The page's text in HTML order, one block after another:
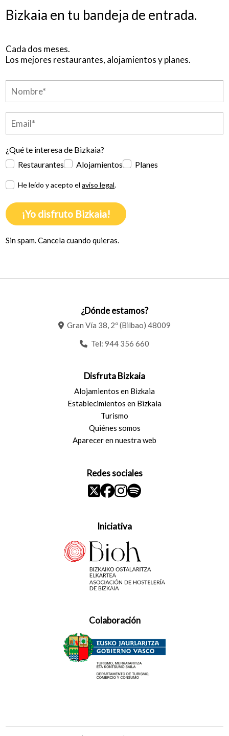
Bizkaia en tu bandeja de entrada.
Cada dos meses.
Los mejores restaurantes, alojamientos y planes.
¿Qué te interesa de Bizkaia?
Restaurantes
Alojamientos Planes
He leído y acepto elaviso legal.
¡Yo disfruto Bizkaia!
Sin spam. Cancela cuando quieras.
¿Dónde estamos?
Gran Vía 38, 2º (Bilbao) 48009
Tel: 944 356 660
Disfruta Bizkaia
Alojamientos en Bizkaia
Establecimientos en Bizkaia
Turismo
Quiénes somos
Aparecer en nuestra web
Redes sociales
Iniciativa
Colaboración